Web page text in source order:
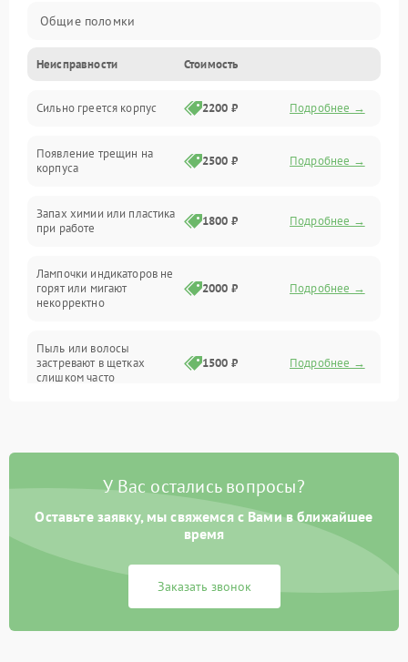
Общие поломки
Неисправность датчиков
Неисправность программного обеспечения
Проблемы с сигналом
Батарея
Программные сбои
Неисправности Стоимость
Сильно греется корпус 2200 ₽ Подробнее →
Появление трещин на
корпуса
2500 ₽ Подробнее →
Запах химии или пластика
при работе
1800 ₽ Подробнее →
Лампочки индикаторов не
горят или мигают
некорректно
2000 ₽ Подробнее →
Пыль или волосы
застревают в щетках
слишком часто
1500 ₽ Подробнее →
У Вас остались вопросы?
Оставьте заявку, мы свяжемся с Вами в ближайшее
время
Заказать звонок